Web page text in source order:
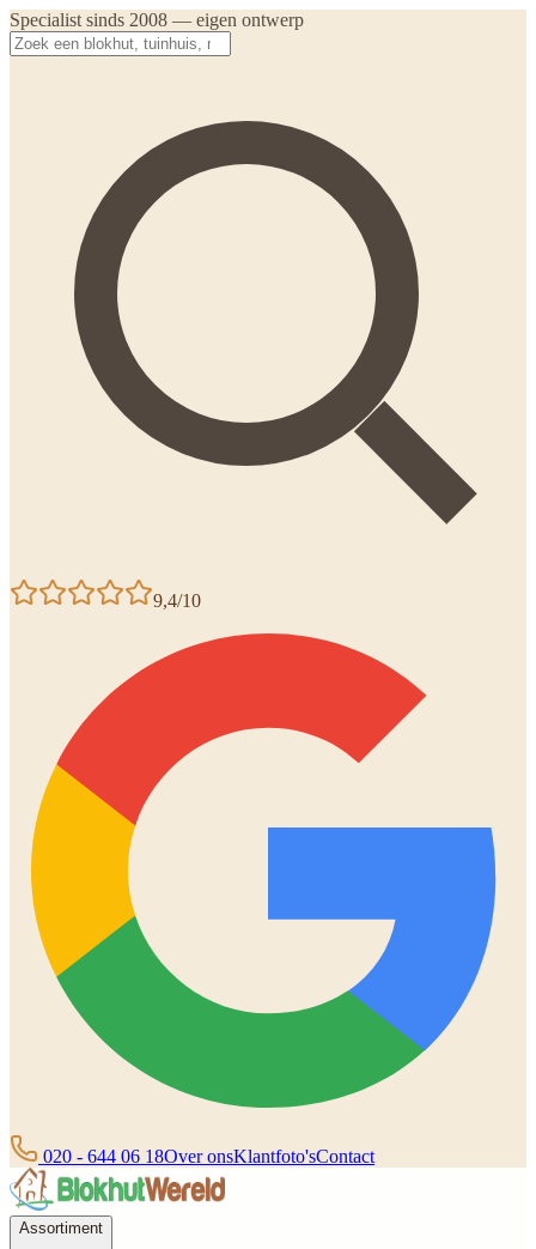
Specialist sinds 2008 — eigen ontwerp
9,4/10
020 - 644 06 18Over onsKlantfoto'sContact
Assortiment